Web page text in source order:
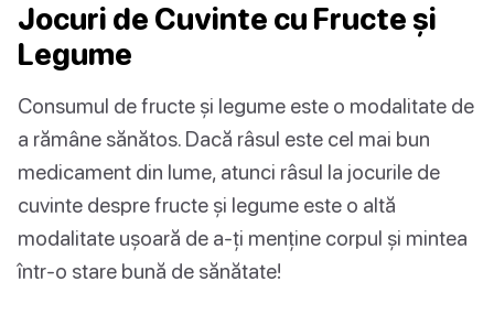
Jocuri de Cuvinte cu Fructe și
Legume
Consumul de fructe și legume este o modalitate de
a rămâne sănătos. Dacă râsul este cel mai bun
medicament din lume, atunci râsul la jocurile de
cuvinte despre fructe și legume este o altă
modalitate ușoară de a-ți menține corpul și mintea
într-o stare bună de sănătate!